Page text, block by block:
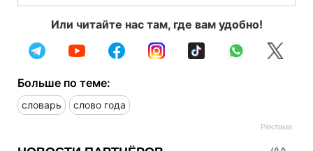
Или читайте нас там, где вам удобно!
Больше по теме:
словарь слово года